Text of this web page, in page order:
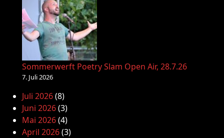
Sommerwerft Poetry Slam Open Air, 28.7.26
7. Juli 2026
Juli 2026(8)
Juni 2026(3)
Mai 2026(4)
April 2026(3)